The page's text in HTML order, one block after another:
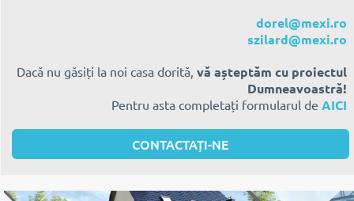
dorel@mexi.ro
szilard@mexi.ro
Dacă nu găsiți la noi casa dorită, vă așteptăm cu proiectul
Dumneavoastră!
Pentru asta completați formularul de AICI
CONTACTAȚI-NE